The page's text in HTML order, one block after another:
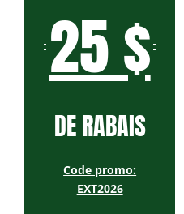
25 $
DE RABAIS
Code promo:
EXT2026